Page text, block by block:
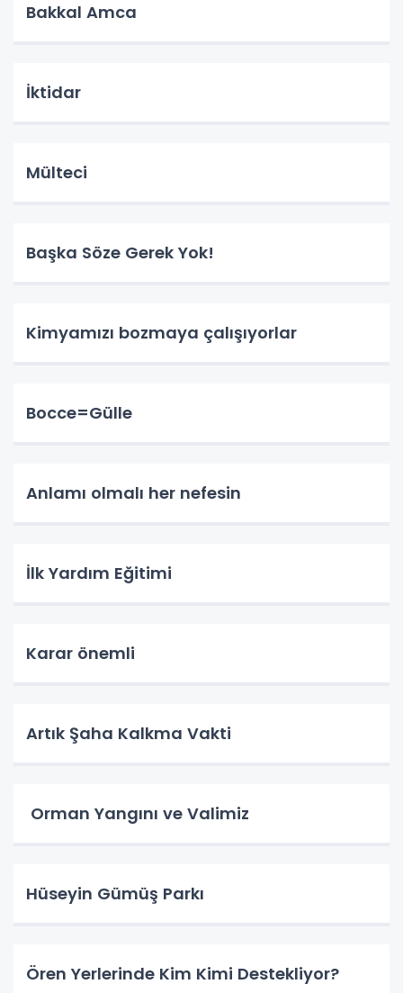
Bakkal Amca
İktidar
Mülteci
Başka Söze Gerek Yok!
Kimyamızı bozmaya çalışıyorlar
Bocce=Gülle
Anlamı olmalı her nefesin
İlk Yardım Eğitimi
Karar önemli
Artık Şaha Kalkma Vakti
Orman Yangını ve Valimiz
Hüseyin Gümüş Parkı
Ören Yerlerinde Kim Kimi Destekliyor?